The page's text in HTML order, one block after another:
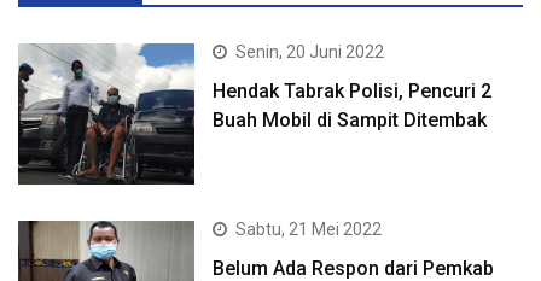
Senin, 20 Juni 2022
Hendak Tabrak Polisi, Pencuri 2
Buah Mobil di Sampit Ditembak
Sabtu, 21 Mei 2022
Belum Ada Respon dari Pemkab